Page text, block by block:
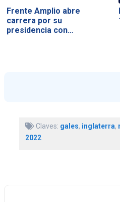
Frente Amplio abre
carrera por su
presidencia con…
Claves: gales, inglaterra,
2022